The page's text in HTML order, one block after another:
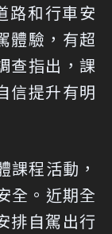
路和行車安
體驗，有超
查指出，課
信提升有明
課程活動，
全。近期全
排自駕出行